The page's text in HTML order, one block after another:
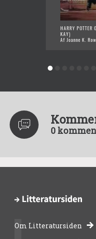
HARRY POTTER
KAY)
Af Joanne K.
0
Om Litteratursiden